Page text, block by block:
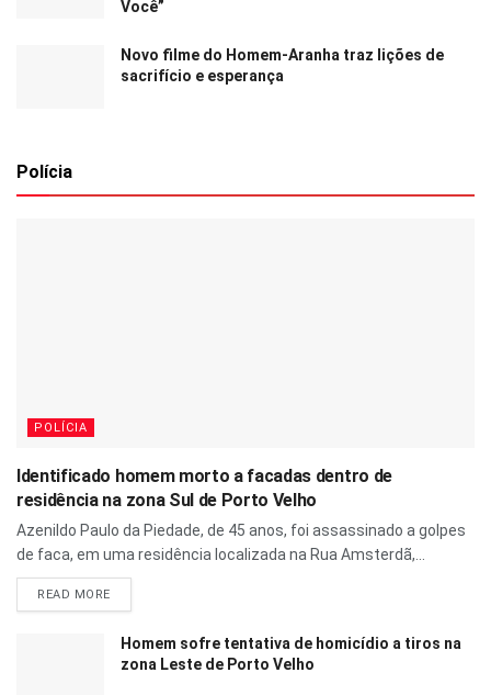
Você”
Novo filme do Homem-Aranha traz lições de
sacrifício e esperança
Polícia
POLÍCIA
Identificado homem morto a facadas dentro de
residência na zona Sul de Porto Velho
Azenildo Paulo da Piedade, de 45 anos, foi assassinado a golpes
de faca, em uma residência localizada na Rua Amsterdã,...
READ MORE
Homem sofre tentativa de homicídio a tiros na
zona Leste de Porto Velho